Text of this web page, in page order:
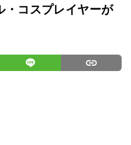
・コスプレイヤーが